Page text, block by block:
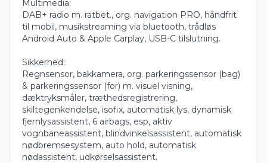
Multimedia:
DAB+ radio m. ratbet., org. navigation PRO, håndfrit
til mobil, musikstreaming via bluetooth, trådløs
Android Auto & Apple Carplay, USB-C tilslutning.
Sikkerhed:
Regnsensor, bakkamera, org. parkeringssensor (bag)
& parkeringssensor (for) m. visuel visning,
dæktryksmåler, træthedsregistrering,
skiltegenkendelse, isofix, automatisk lys, dynamisk
fjernlysassistent, 6 airbags, esp, aktiv
vognbaneassistent, blindvinkelsassistent, automatisk
nødbremsesystem, auto hold, automatisk
nødassistent, udkørselsassistent.